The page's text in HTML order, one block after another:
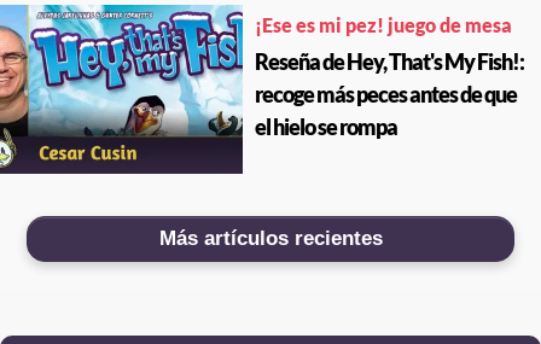
¡Ese es mi pez! juego de mesa
Reseña de Hey, That's My Fish!:
recoge más peces antes de que
el hielo se rompa
Más artículos recientes